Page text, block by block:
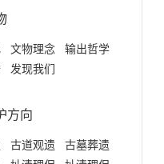
文物理念
输出哲学
发现我们
方向
古道观遗
古墓葬遗